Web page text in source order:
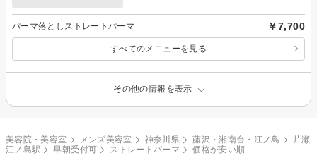
パーマ落としストレートパーマ ￥7,700
すべてのメニューを見る
その他の情報を表示
美容院・美容室 メンズ美容室 神奈川県 藤沢・湘南台・江ノ島
片瀬
江ノ島駅
早朝受付可 ストレートパーマ 価格が安い順